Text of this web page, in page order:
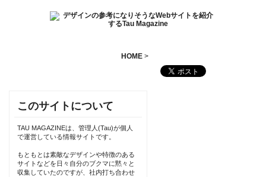
HOME>
このサイトについて
TAU MAGAZINEは、管理人(Tau)が個人
で運営している情報サイトです。
もともとは素敵なデザインや特徴のある
サイトなどを日々自分のブクマに黙々と
収集していたのですが、社内打ち合わせ